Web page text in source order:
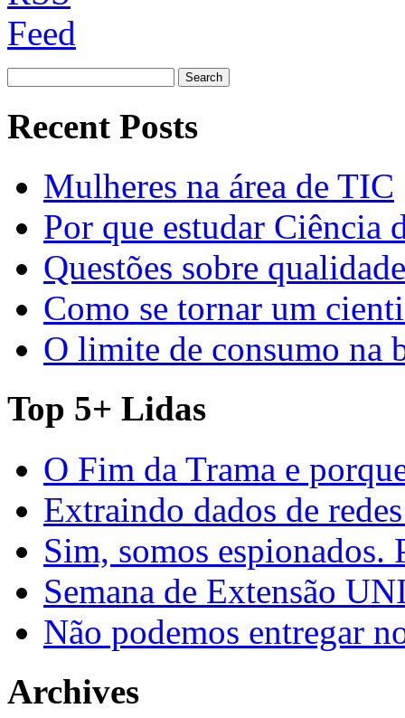
for:
Recent Posts
Mulheres na área de TIC
Por que estudar Ciência
Questões sobre
Como se tornar um
O limite de consumo na
Top 5+ Lidas
O Fim da Trama e
Extraindo dados de
Sim, somos espionados.
Semana de Extensão
Não podemos entregar
Archives